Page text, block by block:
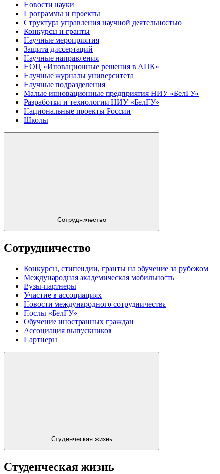
Новости науки
Программы и проекты
Структура управления научной деятельностью
Конкурсы и гранты
Научные мероприятия
Защита диссертаций
Научные направления
НОЦ «Иновационные решения в АПК»
Научные журналы университета
Научные подразделения
Малые инновационные предприятия НИУ «БелГУ»
Разработки и технологии НИУ «БелГУ»
Национальные проекты России
Школы
Сотрудничество
Сотрудничество
Конкурсы, стипендии, гранты на обучение за рубежом
Международная академическая мобильность
Вузы-партнеры
Участие в ассоциациях
Новости международного сотрудничества
Послы «БелГУ»
Обучение иностранных граждан
Ассоциация выпускников
Партнеры
Студенческая жизнь
Студенческая жизнь